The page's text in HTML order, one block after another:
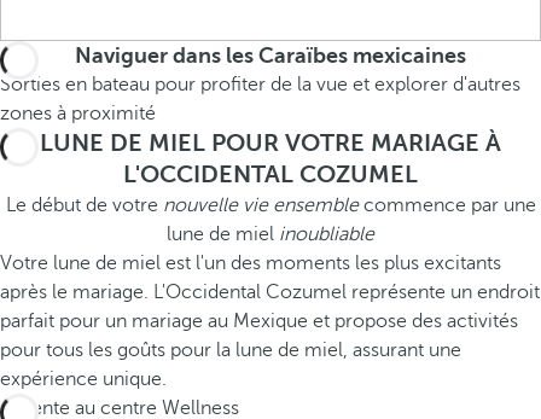
Naviguer dans les Caraïbes mexicaines
Sorties en bateau pour profiter de la vue et explorer d'autres
zones à proximité
LUNE DE MIEL POUR VOTRE MARIAGE À
L'OCCIDENTAL COZUMEL
Le début de votre nouvelle vie ensemblecommence par une
lune de miel inoubliable
Votre lune de miel est l'un des moments les plus excitants
après le mariage. L'Occidental Cozumel représente un endroit
parfait pour un mariage au Mexique et propose des activités
pour tous les goûts pour la lune de miel, assurant une
expérience unique.
Détente au centre Wellness